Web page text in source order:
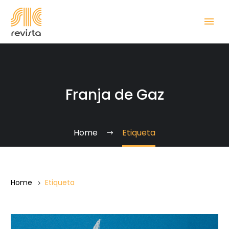
Franja de Gaz
Home Etiqueta
Home Etiqueta
La